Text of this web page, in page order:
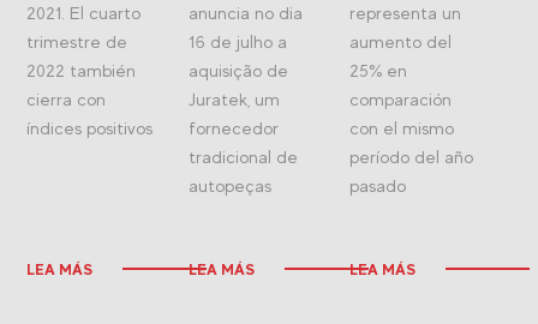
2021. El cuarto
trimestre de
2022 también
cierra con
índices positivos
LEA MÁS
anuncia no dia
16 de julho a
aquisição de
Juratek, um
fornecedor
tradicional de
autopeças
LEA MÁS
representa un
aumento del
25% en
comparación
con el mismo
período del año
pasado
LEA MÁS